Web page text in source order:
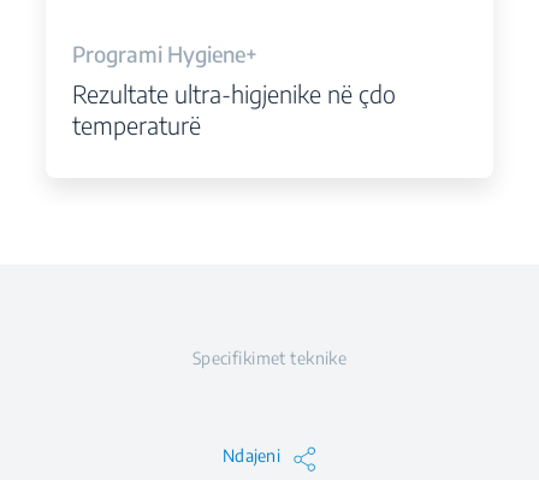
Programi Hygiene+
Rezultate ultra-higjenike në çdo
temperaturë
Specifikimet teknike
Ndajeni